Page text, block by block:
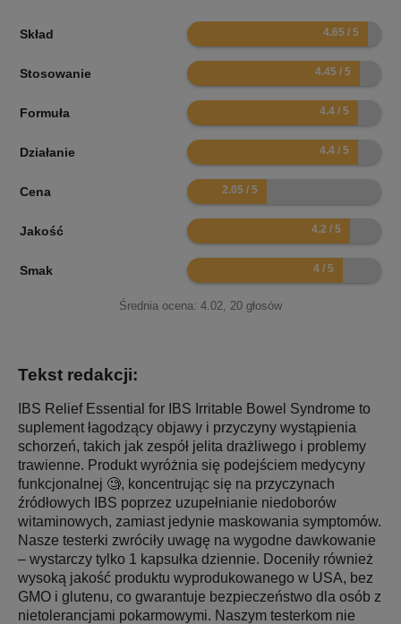
Skład 9.3
Stosowanie 8.9
Formuła 8.8
Działanie 8.8
Cena 4.1
Jakość 8.4
Smak 8
Średnia ocena: 4.02 20 głosów
Tekst redakcji:
IBS Relief Essential for IBS Irritable Bowel Syndrome to
suplement łagodzący objawy i przyczyny wystąpienia
schorzeń, takich jak zespół jelita drażliwego i problemy
trawienne. Produkt wyróżnia się podejściem medycyny
funkcjonalnej 🧐, koncentrując się na przyczynach
źródłowych IBS poprzez uzupełnianie niedoborów
witaminowych, zamiast jedynie maskowania symptomów.
Nasze testerki zwróciły uwagę na wygodne dawkowanie
– wystarczy tylko 1 kapsułka dziennie. Doceniły również
wysoką jakość produktu wyprodukowanego w USA, bez
GMO i glutenu, co gwarantuje bezpieczeństwo dla osób z
nietolerancjami pokarmowymi. Naszym testerkom nie